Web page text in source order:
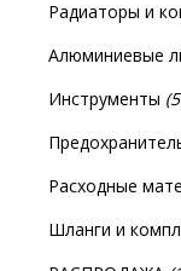
Радиаторы и
Алюминиевые
Инструменты
Расходные
Шланги и